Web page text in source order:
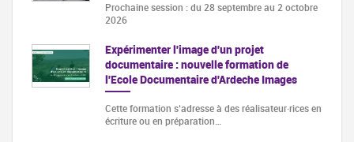
Prochaine session : du 28 septembre au 2 octobre
2026
Expérimenter l'image d'un projet
documentaire : nouvelle formation de
l'Ecole Documentaire d'Ardeche Images
Cette formation s‘adresse à des réalisateur·rices en
écriture ou en préparation…